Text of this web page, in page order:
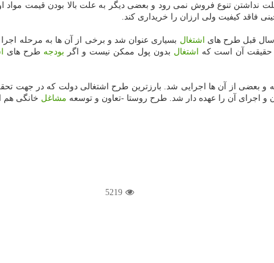
تنوع فروش نمی رود و بعضی دیگر به علت بالا بودن قیمت مواد
فاقد كیفیت ولی ارزان را خریداری كند.
سال قبل طرح های اشتغال بسیاری عنوان شد و برخی از آن ها به مرحله
حقیقت آن است كه اشتغال بدون پول ممكن نیست و اگر بودجه طرح های
و بعضی از آن ها اجرایی شد. بارزترین طرح اشتغالی دولت كه در جهت
و اجرای آن را عهده دار شد. طرح روستا -تعاون و توسعه مشاغل خانگی
5219